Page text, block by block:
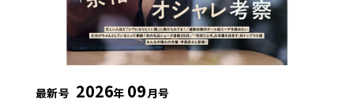
最新号 2026年 09月号